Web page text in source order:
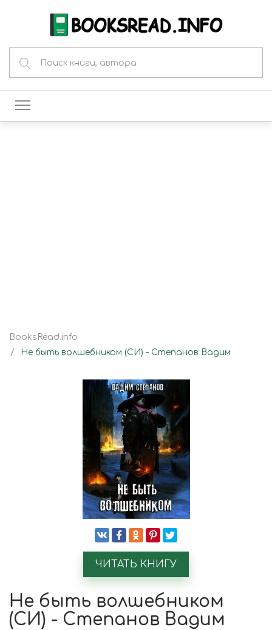
BooksRead.info
Не быть волшебником (СИ) - Степанов Вадим
ЧИТАТЬ КНИГУ
Не быть волшебником
(СИ) - Степанов Вадим